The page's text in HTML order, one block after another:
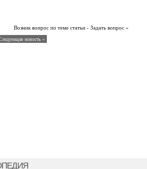
Возник вопрос по теме статьи - Задать вопрос »
новость »